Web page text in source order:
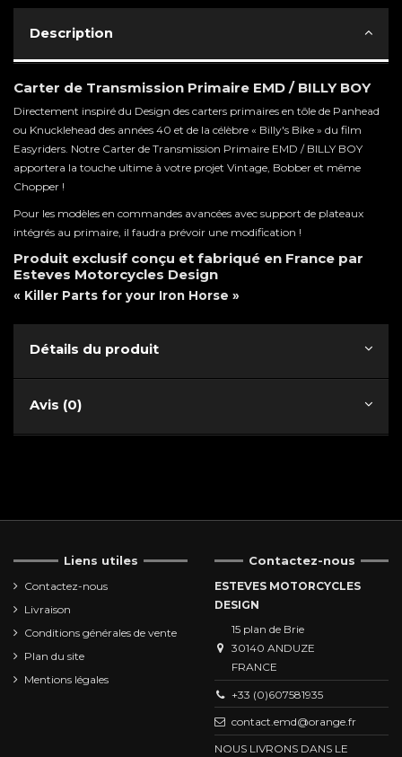
Description
Carter de Transmission Primaire EMD / BILLY BOY
Directement inspiré du Design des carters primaires en tôle de Panhead
ou Knucklehead des années 40 et de la célèbre « Billy's Bike » du film
Easyriders. Notre Carter de Transmission Primaire EMD / BILLY BOY
apportera la touche ultime à votre projet Vintage, Bobber et même
Chopper !
Pour les modèles en commandes avancées avec support de plateaux
intégrés au primaire, il faudra prévoir une modification !
Produit exclusif conçu et fabriqué en France par
Esteves Motorcycles Design
« Killer Parts for your Iron Horse »
Détails du produit
Avis (0)
Liens utiles
Contactez-nous
Livraison
Conditions générales de vente
Plan du site
Mentions légales
Contactez-nous
ESTEVES MOTORCYCLES
DESIGN
15 plan de Brie
30140 ANDUZE
FRANCE
+33 (0)607581935
contact.emd@orange.fr
NOUS LIVRONS DANS LE